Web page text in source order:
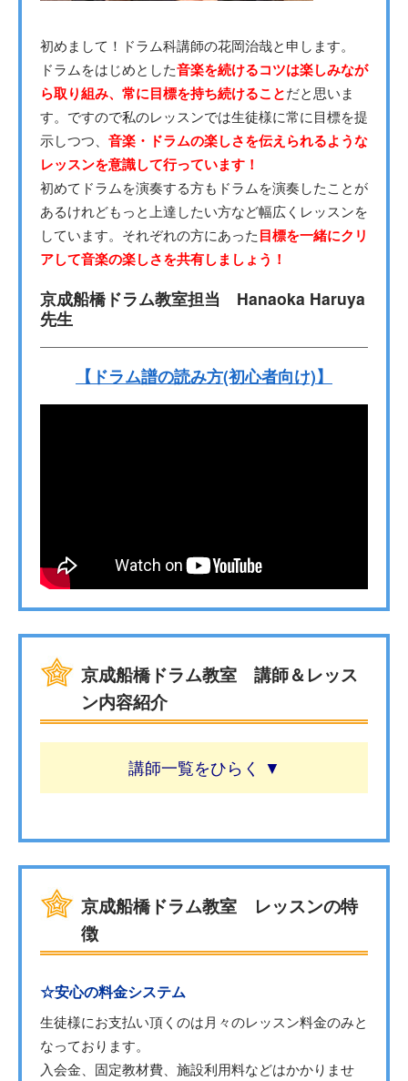
初めまして！ドラム科講師の花岡治哉と申します。
ドラムをはじめとした音楽を続けるコツは楽しみなが
ら取り組み、常に目標を持ち続けることだと思いま
す。ですので私のレッスンでは生徒様に常に目標を提
示しつつ、 音楽・ドラムの楽しさを伝えられるような
レッスンを意識して行っています！
初めてドラムを演奏する方もドラムを演奏したことが
あるけれどもっと上達したい方など幅広くレッスンを
しています。それぞれの方にあった目標を一緒にクリ
アして音楽の楽しさを共有しましょう！
京成船橋ドラム教室担当 Hanaoka Haruya
先生
【ドラム譜の読み方(初心者向け)】
京成船橋ドラム教室 講師＆レッス
ン内容紹介
講師一覧
京成船橋ドラム教室 レッスンの特
徴
☆安心の料金システム
生徒様にお支払い頂くのは月々のレッスン料金のみと
なっております。
入会金、固定教材費、施設利用料などはかかりませ